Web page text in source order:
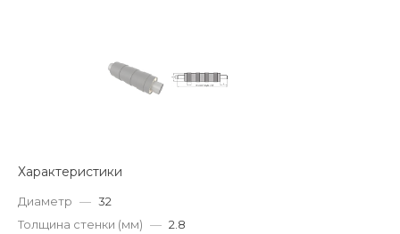
Характеристики
Диаметр — 32
Толщина стенки (мм) — 2.8